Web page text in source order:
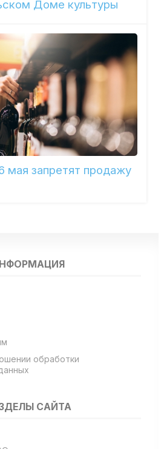
Доме культуры
мая запретят продажу
обработки
САЙТА